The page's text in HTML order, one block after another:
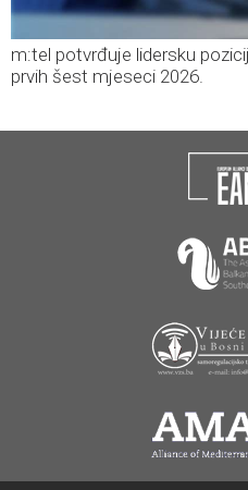
m:tel potvrđuje lidersku
prvih šest mjeseci 2026.